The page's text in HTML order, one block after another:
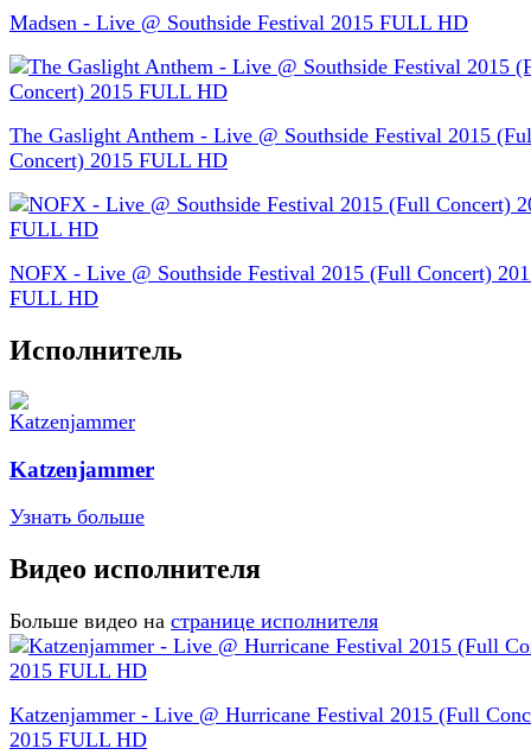
Madsen - Live @ Southside Festival 2015 FULL HD
The Gaslight Anthem - Live @ Southside Festival 2015
Concert) 2015 FULL HD
NOFX - Live @ Southside Festival 2015 (Full Concert)
FULL HD
Исполнитель
Katzenjammer
Узнать больше
Видео исполнителя
Больше видео на странице исполнителя
Katzenjammer - Live @ Hurricane Festival 2015 (Full
2015 FULL HD